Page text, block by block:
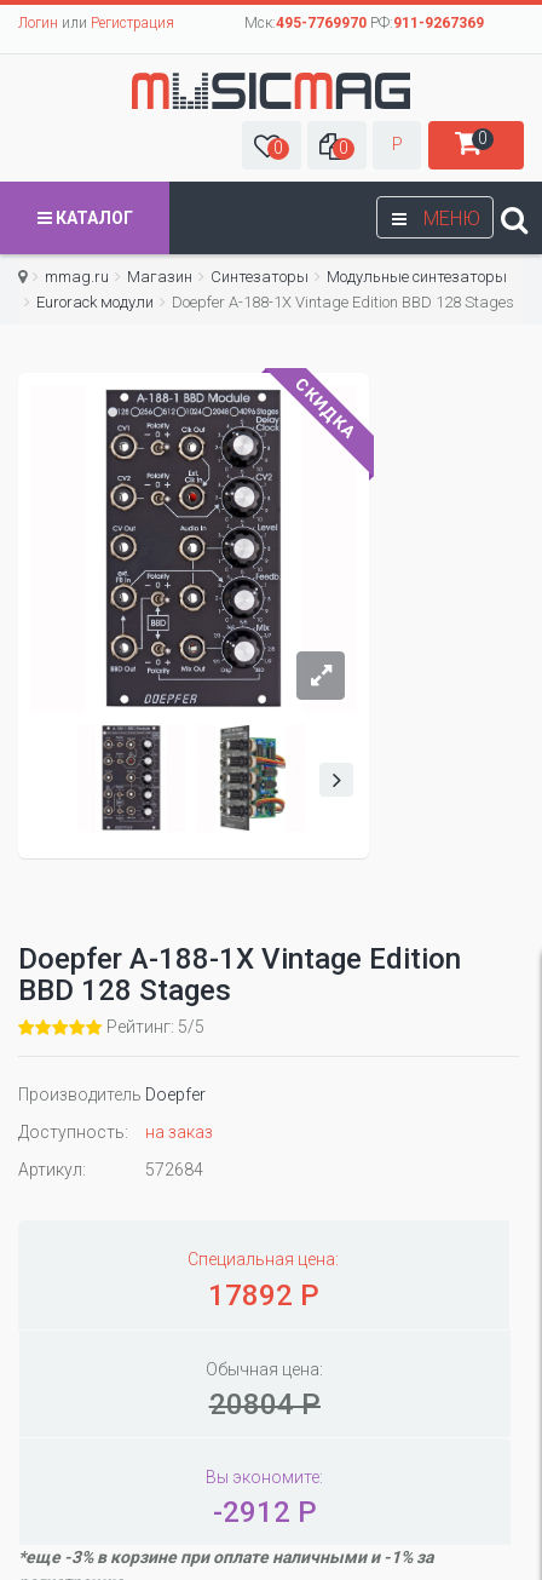
Логин или Регистрация Мск:495-7769970РФ:911-9267369
0 0 Р 0
МЕНЮ
КАТАЛОГ
mmag.ru Магазин Синтезаторы
Модульные синтезаторы
Eurorack модули
Doepfer A-188-1X Vintage Edition BBD 128 Stages
СКИДКА
Doepfer A-188-1X Vintage Edition
BBD 128 Stages
Рейтинг: 5/5
Производитель Doepfer
Доступность:
на заказ
Артикул:
572684
Специальная цена:
17892 Р
Обычная цена:
20804 Р
Вы экономите:
-2912 Р
*еще -3% в корзине при оплате наличными и -1% за